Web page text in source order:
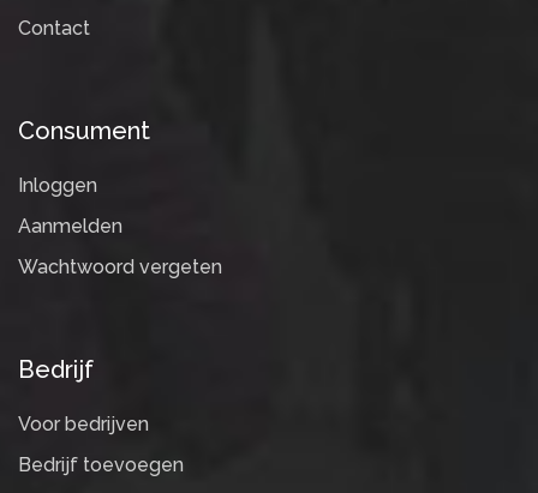
Contact
Consument
Inloggen
Aanmelden
Wachtwoord vergeten
Bedrijf
Voor bedrijven
Bedrijf toevoegen